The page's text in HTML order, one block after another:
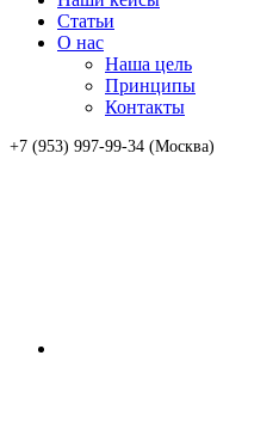
Статьи
О нас
Наша цель
Принципы
Контакты
+7 (953) 997-99-34 (Москва)